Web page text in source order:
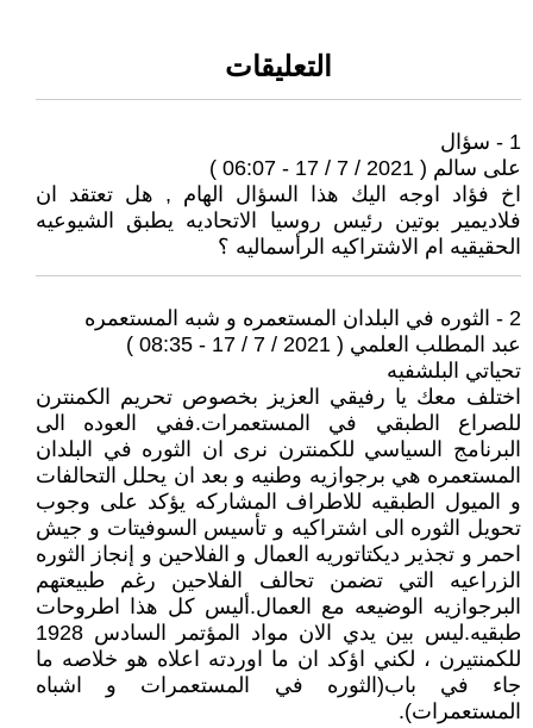
التعليقات
1 - سؤال
على سالم ( 2021 / 7 / 17 - 06:07 )
اخ فؤاد اوجه اليك هذا السؤال الهام , هل تعتقد ان
فلاديمير بوتين رئيس روسيا الاتحاديه يطبق الشيوعيه
الحقيقيه ام الاشتراكيه الرأسماليه ؟
2 - الثوره في البلدان المستعمره و شبه المستعمره
عبد المطلب العلمي ( 2021 / 7 / 17 - 08:35 )
تحياتي البلشفيه
اختلف معك يا رفيقي العزيز بخصوص تحريم الكمنترن
للصراع الطبقي في المستعمرات.ففي العوده الى
البرنامج السياسي للكمنترن نرى ان الثوره في البلدان
المستعمره هي برجوازيه وطنيه و بعد ان يحلل التحالفات
و الميول الطبقيه للاطراف المشاركه يؤكد على وجوب
تحويل الثوره الى اشتراكيه و تأسيس السوفيتات و جيش
احمر و تجذير ديكتاتوريه العمال و الفلاحين و إنجاز الثوره
الزراعيه التي تضمن تحالف الفلاحين رغم طبيعتهم
البرجوازيه الوضيعه مع العمال.أليس كل هذا اطروحات
طبقيه.ليس بين يدي الان مواد المؤتمر السادس 1928
للكمنتيرن ، لكني اؤكد ان ما اوردته اعلاه هو خلاصه ما
جاء في باب(الثوره في المستعمرات و اشباه
المستعمرات).